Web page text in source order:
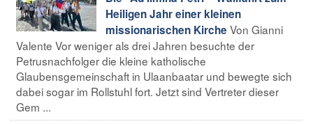
Heiligen Jahr einer kleinen
missionarischen Kirche Von Gianni
Valente Vor weniger als drei Jahren besuchte der
Petrusnachfolger die kleine katholische
Glaubensgemeinschaft in Ulaanbaatar und bewegte sich
dabei sogar im Rollstuhl fort. Jetzt sind Vertreter dieser
Gem ...